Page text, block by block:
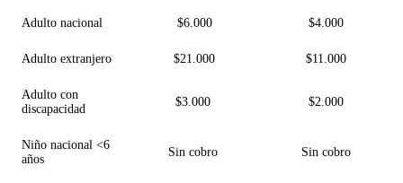
Adulto nacional $6.000 $4.000
Adulto extranjero $21.000 $11.000
Adulto con
discapacidad
$3.000 $2.000
Niño nacional <6
años
Sin cobro Sin cobro